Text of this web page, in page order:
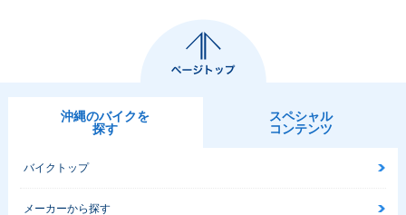
沖縄のバイクを
探す
スペシャル
コンテンツ
バイクトップ
メーカーから探す